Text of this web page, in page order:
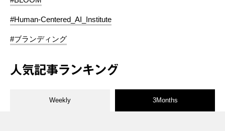
#Human-Centered_AI_Institute
#ブランディング
人気記事ランキング
Weekly 3Months